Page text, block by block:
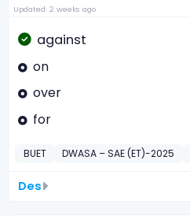
Updated: 2 weeks ago
against
on
over
for
BUET DWASA – SAE (ET)-2025
Des